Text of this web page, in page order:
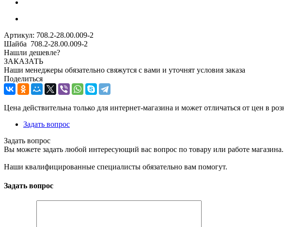
Артикул: 708.2-28.00.009-2
Шайба 708.2-28.00.009-2
Нашли дешевле?
ЗАКАЗАТЬ
Наши менеджеры обязательно свяжутся с вами и уточнят условия заказа
Поделиться
Цена действительна только для интернет-магазина и может отличаться от цен в
Задать вопрос
Задать вопрос
Вы можете задать любой интересующий вас вопрос по товару или работе магазина.
Наши квалифицированные специалисты обязательно вам помогут.
Задать вопрос